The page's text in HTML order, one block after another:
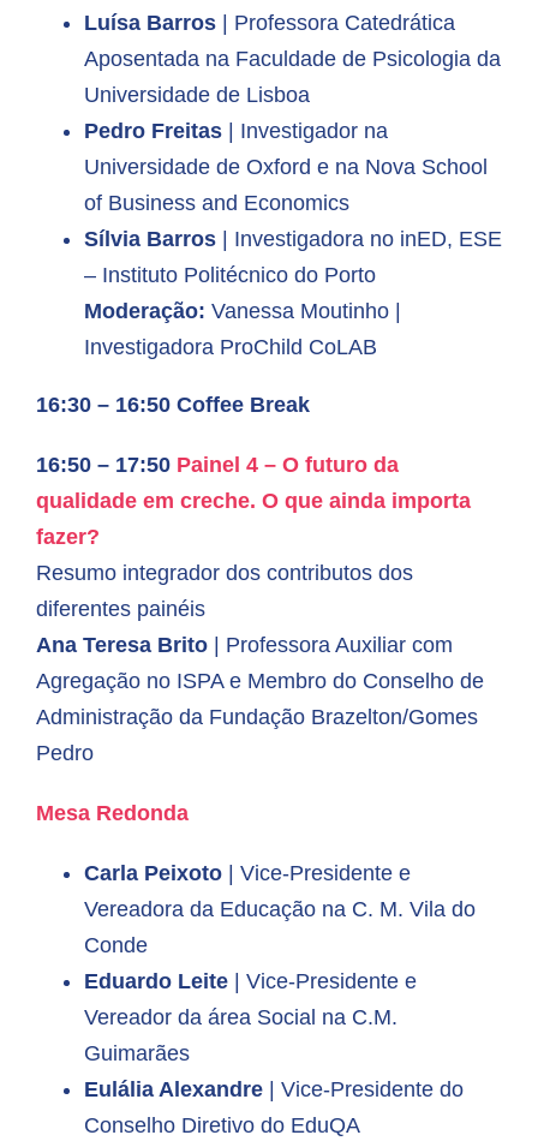
Luísa Barros| Professora Catedrática
Aposentada na Faculdade de Psicologia da
Universidade de Lisboa
Pedro Freitas| Investigador na
Universidade de Oxford e na Nova School
of Business and Economics
Sílvia Barros| Investigadora no inED, ESE
– Instituto Politécnico do Porto
Moderação: Vanessa Moutinho |
Investigadora ProChild CoLAB
16:30 – 16:50 Coffee Break
16:50 – 17:50Painel 4 – O futuro da
qualidade em creche. O que ainda importa
fazer?
Resumo integrador dos contributos dos
diferentes painéis
Ana Teresa Brito| Professora Auxiliar com
Agregação no ISPA e Membro do Conselho de
Administração da Fundação Brazelton/Gomes
Pedro
MesaRedonda
Carla Peixoto| Vice-Presidente e
Vereadora da Educação na C. M. Vila do
Conde
Eduardo Leite| Vice-Presidente e
Vereador da área Social na C.M.
Guimarães
Eulália Alexandre| Vice-Presidente do
Conselho Diretivo do EduQA